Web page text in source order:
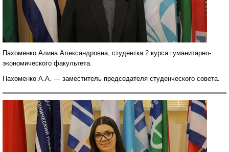
Пахоменко Алина Александровна, студентка 2 курса гуманитарно-
экономического факультета.
Пахоменко А.А. — заместитель председателя студенческого совета.